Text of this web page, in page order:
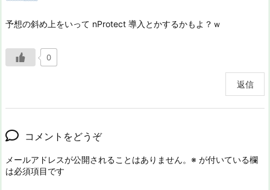
予想の斜め上をいって nProtect 導入とかするかもよ？ｗ
0
返信
コメントをどうぞ
メールアドレスが公開されることはありません。 ※ が付いている欄
は必須項目です